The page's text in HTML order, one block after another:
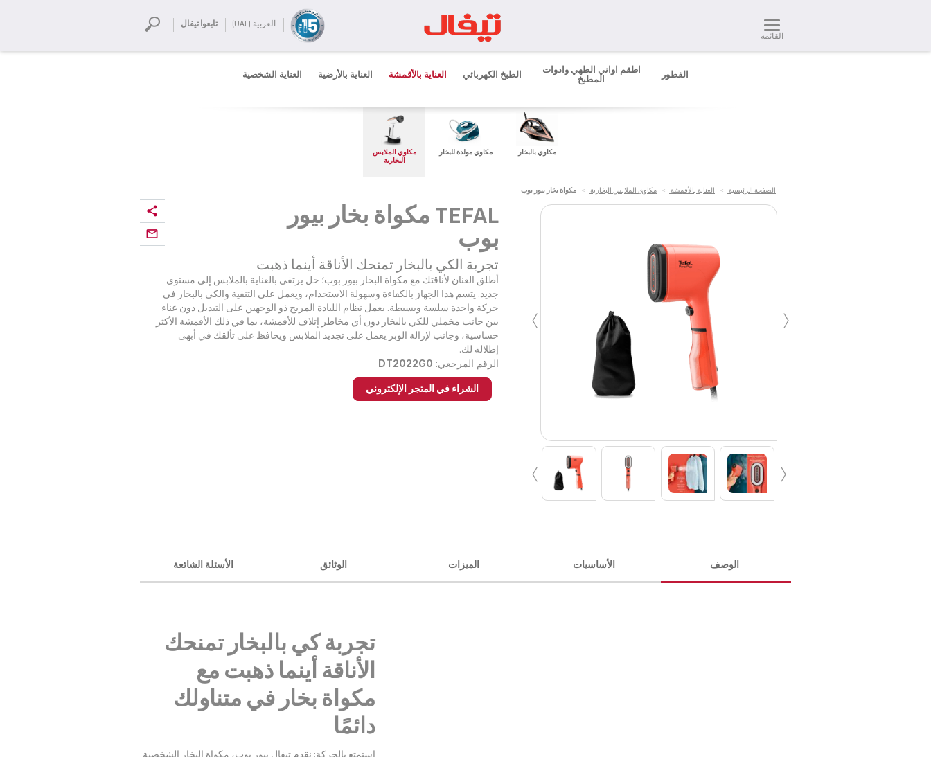
القائمة
العربية (UAE) تابعوا تيفال
الفطور
اطقم اواني الطهي وادوات
المطبخ
الطبخ الكهربائي العناية بالأقمشة العناية بالأرضية العناية الشخصية
مكاوي بالبخار مكاوي مولدة للبخار
مكاوي الملابس
البخارية
الصفحة الرئيسية > العناية بالأقمشة > مكاوي الملابس البخارية > مكواة بخار بيور بوب
› ‹
› ‹
TEFAL مكواة بخار بيور
بوب
تجربة الكي بالبخار تمنحك الأناقة أينما ذهبت
أطلق العنان لأناقتك مع مكواة البخار بيور بوب؛ حل يرتقي بالعناية بالملابس إلى مستوى
جديد. يتسم هذا الجهاز بالكفاءة وسهولة الاستخدام، ويعمل على التنقية والكي بالبخار في
حركة واحدة سلسة وبسيطة. يعمل نظام اللبادة المريح ذو الوجهين على التبديل دون عناء
بين جانب مخملي للكي بالبخار دون أي مخاطر إتلاف للأقمشة، بما في ذلك الأقمشة الأكثر
حساسية، وجانب لإزالة الوبر يعمل على تجديد الملابس ويحافظ على تألقك في أبهى
إطلالة لك.
الرقم المرجعي: DT2022G0
الشراء في المتجر الإلكتروني
الوصف الأساسيات الميزات الوثائق الأسئلة الشائعة
تجربة كي بالبخار تمنحك
الأناقة أينما ذهبت مع
مكواة بخار في متناولك
دائمًا
استمتع بالحركة: نقدم تيفال بيور بوب، مكواة البخار الشخصية